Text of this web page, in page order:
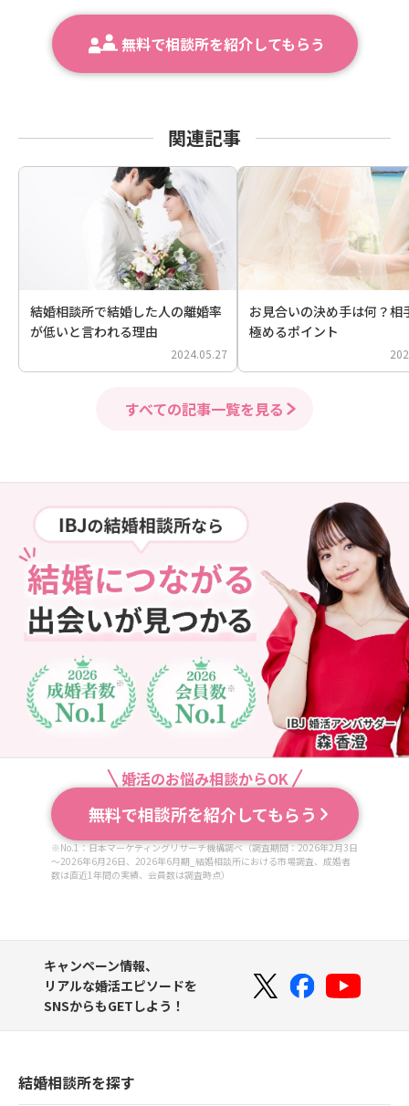
無料で相談所を紹介してもらう
関連記事
結婚相談所で結婚した人の離婚率
が低いと言われる理由
2024.05.27
お見合いの決め手は何？相
極めるポイント
すべての記事一覧を見る
婚活のお悩み相談からOK
無料で相談所を紹介してもらう
※No.1：日本マーケティングリサーチ機構調べ（調査期間：2026年2月3日
～2026年6月26日、2026年6月期_結婚相談所における市場調査、成婚者
数は直近1年間の実績、会員数は調査時点）
キャンペーン情報、
リアルな婚活エピソードを
SNSからもGETしよう！
結婚相談所を探す